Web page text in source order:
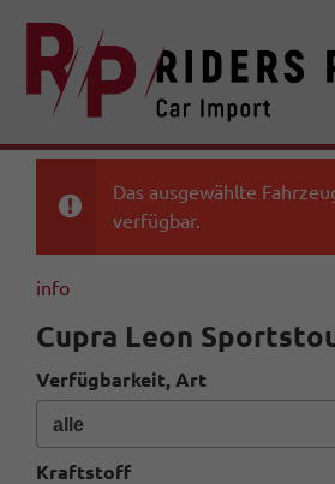
Das ausgewählte
verfügbar.
info
Cupra Leon
Verfügbarkeit, Art
Kraftstoff